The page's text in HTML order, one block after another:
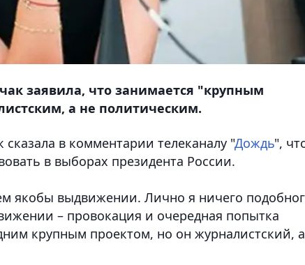
заявила, что занимается "крупным
а не политическим.
в комментарии телеканалу "Дождь",
в выборах президента России.
якобы выдвижении. Лично я ничего
– провокация и очередная попытка
крупным проектом, но он журналистский, а